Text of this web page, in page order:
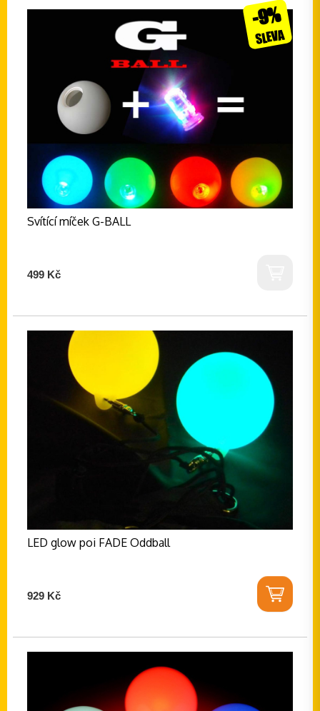
Svítící míček G-BALL
499 Kč
-9%
SLEVA
LED glow poi FADE Oddball
929 Kč